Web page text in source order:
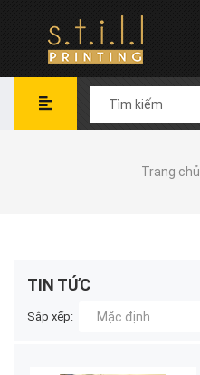
Trang chủ
TIN TỨC
Sắp xếp: Mặc định